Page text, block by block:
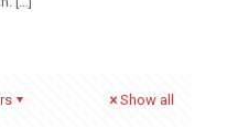
Show all